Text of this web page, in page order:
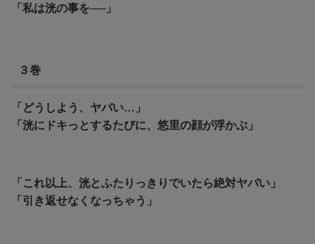
「私は洸の事を──」
３巻
「どうしよう、ヤバい…」
「洸にドキっとするたびに、悠里の顔が浮かぶ」
「これ以上、洸とふたりっきりでいたら絶対ヤバい」
「引き返せなくなっちゃう」